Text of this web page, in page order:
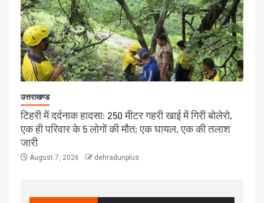
उत्तराखण्ड
टिहरी में दर्दनाक हादसा: 250 मीटर गहरी खाई में गिरी बोलेरो,
एक ही परिवार के 5 लोगों की मौत; एक घायल, एक की तलाश
जारी
August 7, 2026 dehradunplus